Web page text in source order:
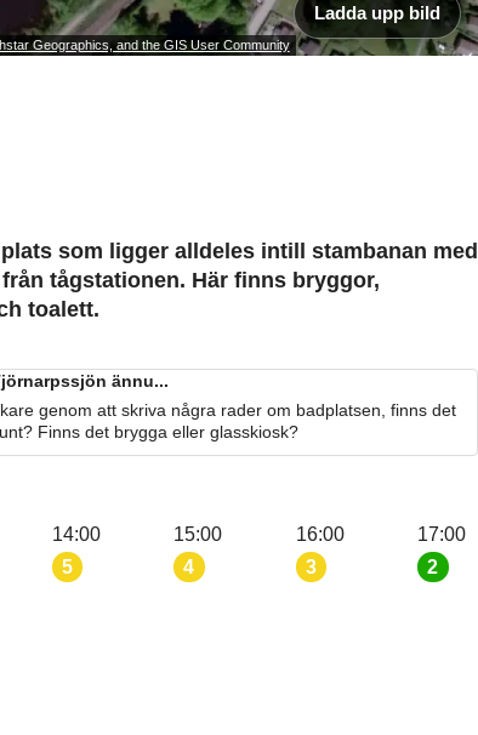
Geographics, and the GIS User Community
Ladda upp bild
som ligger alldeles intill stambanan med
tågstationen. Här finns bryggor,
toalett.
ännu...
genom att skriva några rader om badplatsen, finns det
Finns det brygga eller glasskiosk?
14:00
5
15:00
4
16:00
3
17:00
2